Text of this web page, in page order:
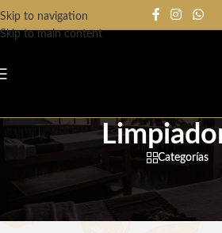
Skip to navigation
Skip to main content
Categorías
Limpiadores